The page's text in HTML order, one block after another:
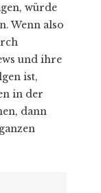
würde
Wenn also
und ihre
ist,
in der
dann